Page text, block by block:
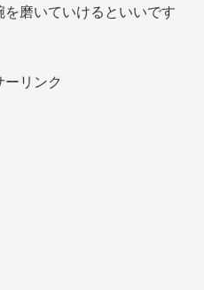
磨いていけるといいです
リンク